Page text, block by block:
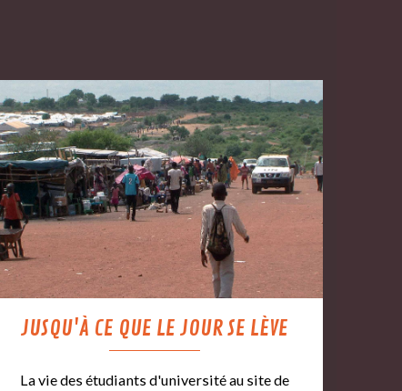
JUSQU'À CE QUE LE JOUR SE LÈVE
La vie des étudiants d'université au site de